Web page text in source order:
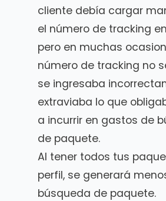
cliente debía cargar
el número de tracking
pero en muchas
número de tracking no
se ingresaba
extraviaba lo que
a incurrir en gastos de
de paquete.
Al tener todos tus
perfil, se generará
búsqueda de paquete.